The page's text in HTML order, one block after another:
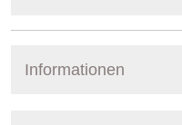
Informationen